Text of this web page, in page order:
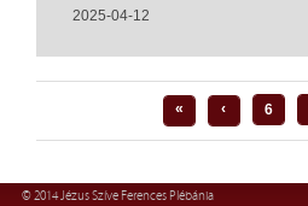
2025-04-12
« ‹ 6
© 2014 Jézus Szíve Ferences Plébánia